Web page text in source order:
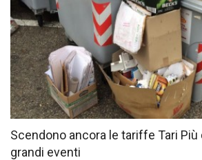
Scendono ancora le tariffe Tari
grandi eventi